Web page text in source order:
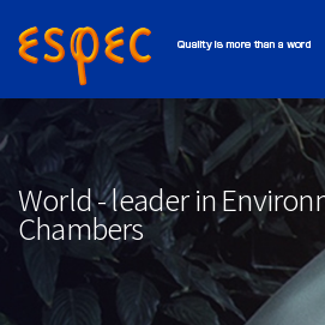
World - leader in
Chambers